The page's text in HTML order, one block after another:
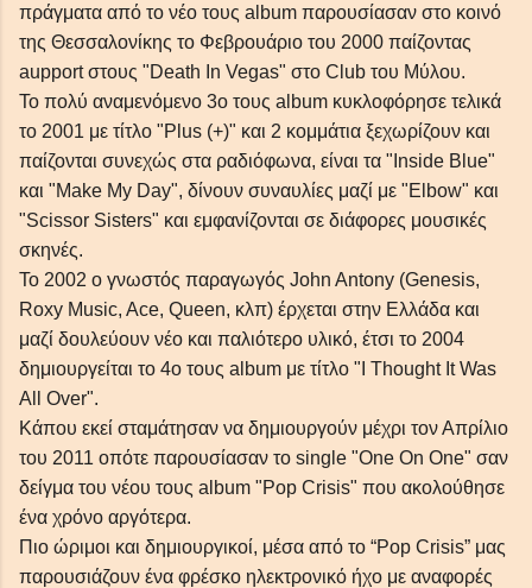
πράγματα από το νέο τους album παρουσίασαν στο κοινό
της Θεσσαλονίκης το Φεβρουάριο του 2000 παίζοντας
aupport στους "Death In Vegas" στο Club του Μύλου.
Το πολύ αναμενόμενο 3ο τους album κυκλοφόρησε τελικά
το 2001 με τίτλο "Plus (+)" και 2 κομμάτια ξεχωρίζουν και
παίζονται συνεχώς στα ραδιόφωνα, είναι τα "Inside Blue"
και "Make My Day", δίνουν συναυλίες μαζί με "Elbow" και
"Scissor Sisters" και εμφανίζονται σε διάφορες μουσικές
σκηνές.
Το 2002 ο γνωστός παραγωγός John Antony (Genesis,
Roxy Music, Ace, Queen, κλπ) έρχεται στην Ελλάδα και
μαζί δουλεύουν νέο και παλιότερο υλικό, έτσι το 2004
δημιουργείται το 4ο τους album με τίτλο "Ι Τhought It Was
All Over".
Κάπου εκεί σταμάτησαν να δημιουργούν μέχρι τον Απρίλιο
του 2011 οπότε παρουσίασαν το single "One On One" σαν
δείγμα του νέου τους album "Pop Crisis" που ακολούθησε
ένα χρόνο αργότερα.
Πιο ώριμοι και δημιουργικοί, μέσα από το “Pop Crisis” μας
παρουσιάζουν ένα φρέσκο ηλεκτρονικό ήχο με αναφορές
απλές συμβουλές Blogger